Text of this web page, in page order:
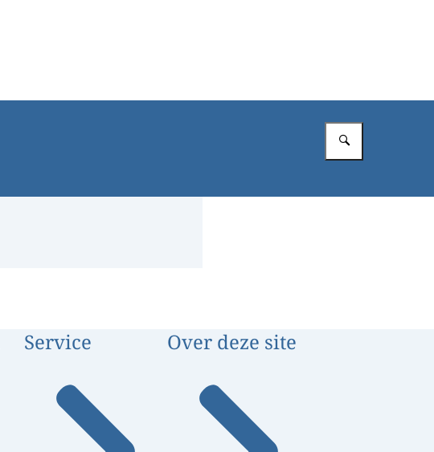
Service Over deze site